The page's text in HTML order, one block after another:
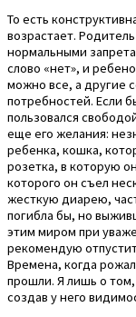
То есть
возрастает.
нормальными
слово «нет», и
можно все, а другие
потребностей. Если
пользовался
еще его желания:
ребенка, кошка,
розетка, в которую
которого он съел
жесткую диарею,
погибла бы, но
этим миром при
рекомендую
Времена, когда
прошли. Я лишь о
создав у него